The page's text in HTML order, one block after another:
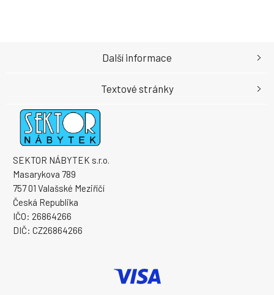
SEKTOR NÁBYTEK s.r.o.
Masarykova 789
757 01 Valašské Meziříčí
Česká Republika
IČO: 26864266
DIČ: CZ26864266
Další informace
Textové stránky